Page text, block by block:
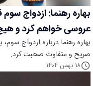
بهاره رهنما: ازدواج
عروسی خواهم کرد و
بهاره رهنما درباره ازدواج
صریح و متفاوت صحبت کرد.
۱۸ بهمن ۱۴۰۴